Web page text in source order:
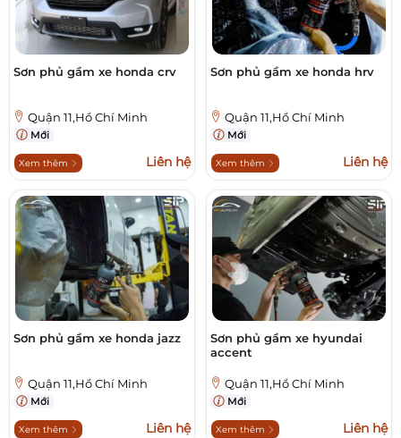
Sơn phủ gầm xe honda crv
Quận 11,Hồ Chí Minh
Mới
Xem thêm Liên hệ
Sơn phủ gầm xe honda hrv
Quận 11,Hồ Chí Minh
Mới
Xem thêm Liên hệ
Sơn phủ gầm xe honda jazz
Quận 11,Hồ Chí Minh
Mới
Xem thêm Liên hệ
Sơn phủ gầm xe hyundai
accent
Quận 11,Hồ Chí Minh
Mới
Xem thêm Liên hệ